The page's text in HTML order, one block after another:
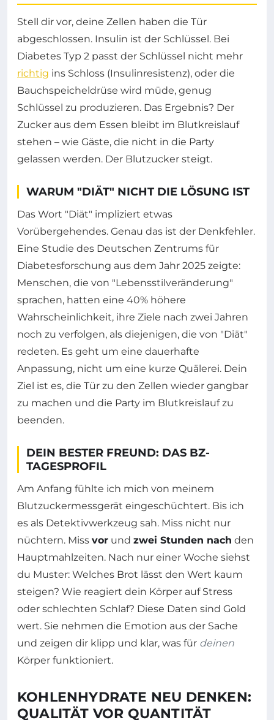
Stell dir vor, deine Zellen haben die Tür
abgeschlossen. Insulin ist der Schlüssel. Bei
Diabetes Typ 2 passt der Schlüssel nicht mehr
richtig ins Schloss (Insulinresistenz), oder die
Bauchspeicheldrüse wird müde, genug
Schlüssel zu produzieren. Das Ergebnis? Der
Zucker aus dem Essen bleibt im Blutkreislauf
stehen – wie Gäste, die nicht in die Party
gelassen werden. Der Blutzucker steigt.
WARUM "DIÄT" NICHT DIE LÖSUNG IST
Das Wort "Diät" impliziert etwas
Vorübergehendes. Genau das ist der Denkfehler.
Eine Studie des Deutschen Zentrums für
Diabetesforschung aus dem Jahr 2025 zeigte:
Menschen, die von "Lebensstilveränderung"
sprachen, hatten eine 40% höhere
Wahrscheinlichkeit, ihre Ziele nach zwei Jahren
noch zu verfolgen, als diejenigen, die von "Diät"
redeten. Es geht um eine dauerhafte
Anpassung, nicht um eine kurze Quälerei. Dein
Ziel ist es, die Tür zu den Zellen wieder gangbar
zu machen und die Party im Blutkreislauf zu
beenden.
DEIN BESTER FREUND: DAS BZ-
TAGESPROFIL
Am Anfang fühlte ich mich von meinem
Blutzuckermessgerät eingeschüchtert. Bis ich
es als Detektivwerkzeug sah. Miss nicht nur
nüchtern. Miss vor und zwei Stunden nach den
Hauptmahlzeiten. Nach nur einer Woche siehst
du Muster: Welches Brot lässt den Wert kaum
steigen? Wie reagiert dein Körper auf Stress
oder schlechten Schlaf? Diese Daten sind Gold
wert. Sie nehmen die Emotion aus der Sache
und zeigen dir klipp und klar, was für deinen
Körper funktioniert.
KOHLENHYDRATE NEU DENKEN:
QUALITÄT VOR QUANTITÄT